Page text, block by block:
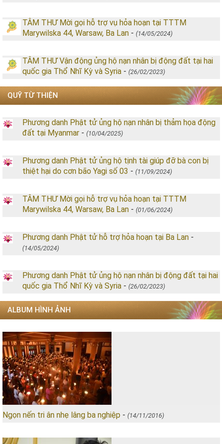
TÂM THƯ Mời gọi hỗ trợ vụ hỏa hoạn tại TTTM
Marywilska 44, Warsaw, Ba Lan - (14/05/2024)
TÂM THƯ Vận động ủng hộ nạn nhân bị động đất tại hai
quốc gia Thổ Nhĩ Kỳ và Syria - (26/02/2023)
QUỸ TỪ THIỆN
Phương danh Phật tử ủng hộ nạn nhân bị thảm họa động
đất tại Myanmar - (10/04/2025)
Phương danh Phật tử ủng hộ tịnh tài giúp đỡ bà con bị
thiệt hại do cơn bão Yagi số 03 - (11/09/2024)
TÂM THƯ Mời gọi hỗ trợ vụ hỏa hoạn tại TTTM
Marywilska 44, Warsaw, Ba Lan - (01/06/2024)
Phương danh Phật tử hỗ trợ hỏa hoạn tại Ba Lan -
(14/05/2024)
Phương danh Phật tử ủng hộ nạn nhân bị động đất tại hai
quốc gia Thổ Nhĩ Kỳ và Syria - (26/02/2023)
ALBUM HÌNH ẢNH
Ngọn nến tri ân nhẹ lâng ba nghiệp - (14/11/2016)